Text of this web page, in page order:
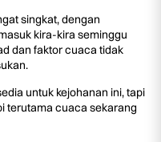
singkat, dengan
kira-kira seminggu
dan faktor cuaca tidak
untuk kejohanan ini, tapi
terutama cuaca sekarang